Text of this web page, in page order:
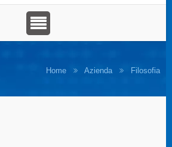
Home Azienda Filosofia